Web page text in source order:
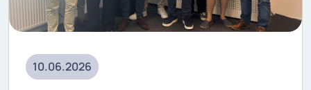
10.06.2026